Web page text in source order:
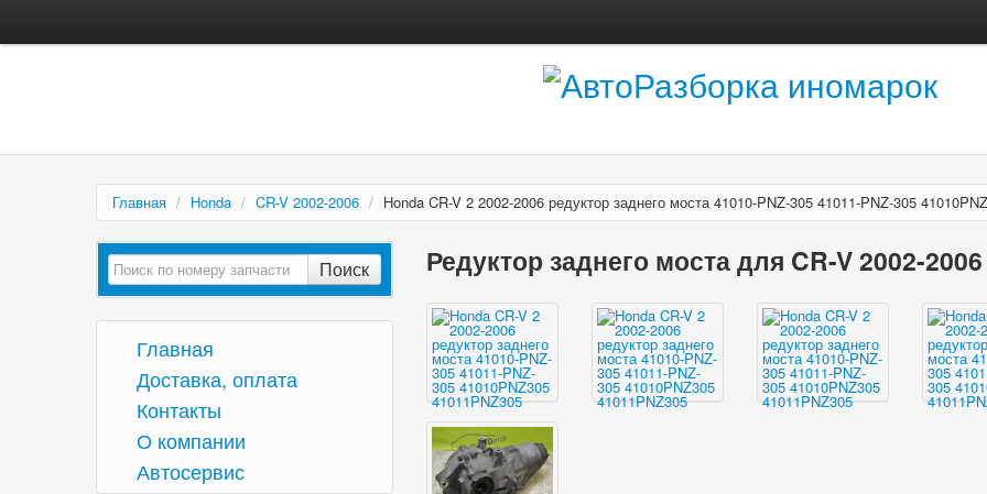
Главная / Honda / CR-V 2002-2006 / Honda CR-V 2 2002-2006 редуктор заднего моста 41010-PNZ-305 41011-PNZ-305
Поиск
Главная
Доставка, оплата
Контакты
О компании
Автосервис
Редуктор заднего моста для CR-V 2002-2006